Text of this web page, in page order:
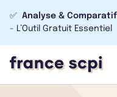
✅ Analyse & Comparatif
- L’Outil Gratuit Essentiel